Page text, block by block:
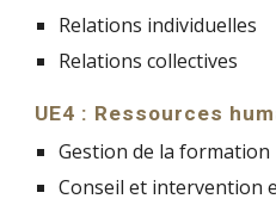
Relations individuelles
Relations collectives
UE4 : Ressources
Gestion de la formation
Conseil et intervention